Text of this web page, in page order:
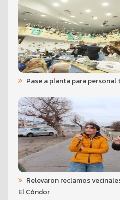
Pase a planta para
Relevaron reclamos
El Cóndor